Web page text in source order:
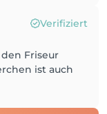
Verifiziert
Friseur
ist auch